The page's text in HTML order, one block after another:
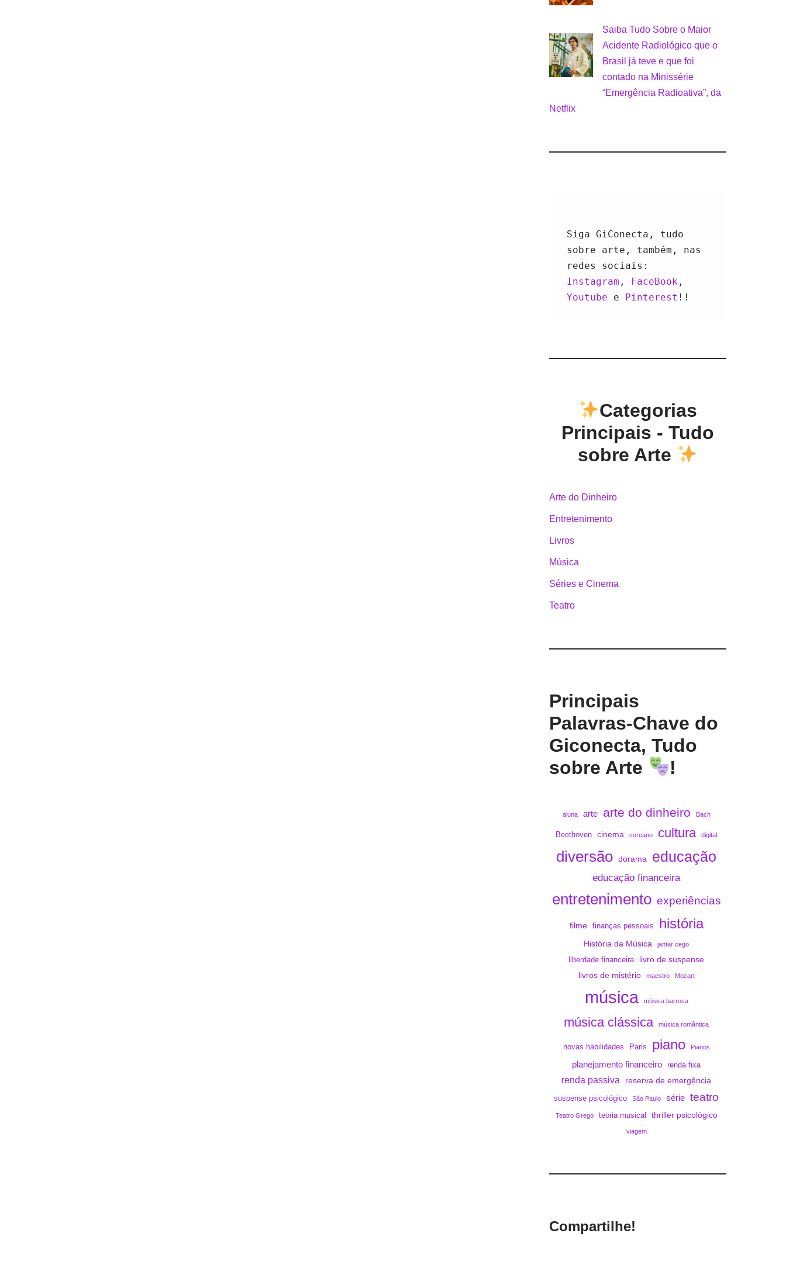
Saiba Tudo Sobre o Maior
Acidente Radiológico que o
Brasil já teve e que foi
contado na Minissérie
“Emergência Radioativa”, da
Netflix
Siga GiConecta, tudo
sobre arte, também, nas
Instagram , FaceBook
Youtube e Pinterest !!
Categorias
Principais - Tudo
sobre Arte
Arte do Dinheiro
Entretenimento
Livros
Música
Séries e Cinema
Teatro
Principais
Palavras-Chave do
Giconecta, Tudo
sobre Arte
!
aluna arte arte do dinheiro Bach
Beethoven cinema coreano cultura digital
diversão dorama educação
educação financeira
entretenimento experiências
filme finanças pessoais história
História da Música jantar cego
liberdade financeira
livro de suspense
livros de mistério
maestro Mozart
música música barroca
música clássica música romântica
novas habilidades Paris piano Pianos
planejamento financeiro renda fixa
renda passiva reserva de emergência
suspense psicológico São Paulo série teatro
Teatro Grego teoria musical thriller psicológico
viagem
Compartilhe!